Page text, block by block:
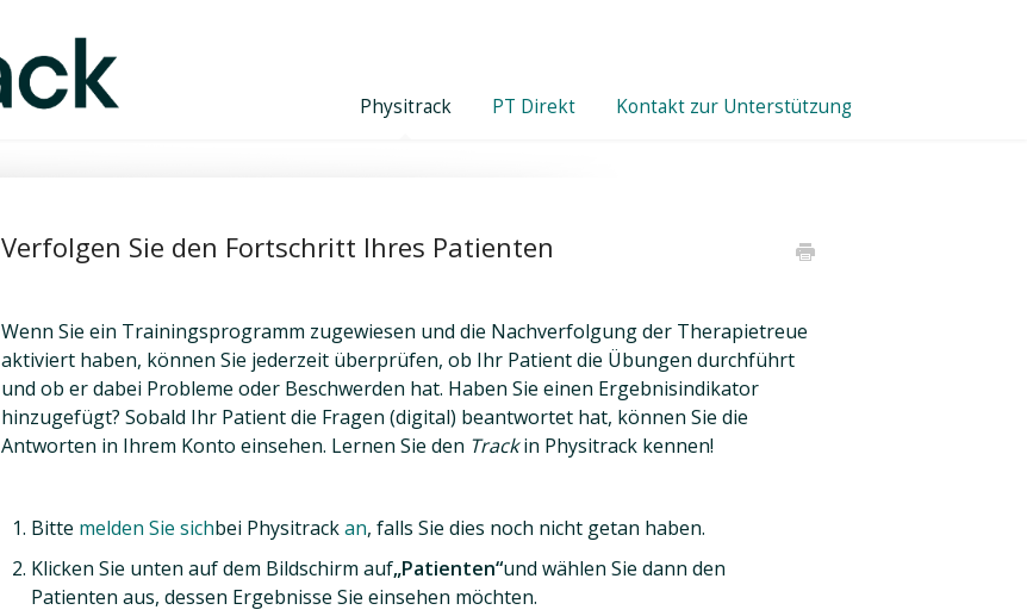
Physitrack PT Direkt Kontakt zur Unterstützung
Verfolgen Sie den Fortschritt Ihres Patienten
Wenn Sie ein Trainingsprogramm zugewiesen und die Nachverfolgung der Therapietreue
aktiviert haben, können Sie jederzeit überprüfen, ob Ihr Patient die Übungen durchführt
und ob er dabei Probleme oder Beschwerden hat. Haben Sie einen Ergebnisindikator
hinzugefügt? Sobald Ihr Patient die Fragen (digital) beantwortet hat, können Sie die
Antworten in Ihrem Konto einsehen. Lernen Sie den Trackin Physitrack kennen!
Bitte melden Sie sichbei Physitrackan, falls Sie dies noch nicht getan haben.
Klicken Sie unten auf dem Bildschirm auf„Patienten“und wählen Sie dann den
Patienten aus, dessen Ergebnisse Sie einsehen möchten.